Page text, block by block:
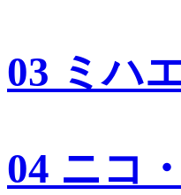
03 ミハ
04 ニコ